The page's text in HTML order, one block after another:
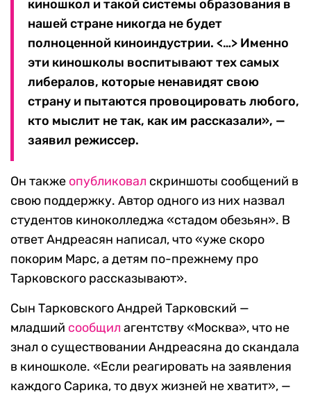
киношкол и такой системы образования в
нашей стране никогда не будет
полноценной киноиндустрии. <…> Именно
эти киношколы воспитывают тех самых
либералов, которые ненавидят свою
страну и пытаются провоцировать любого,
кто мыслит не так, как им рассказали», —
заявил режиссер.
Он также опубликовал скриншоты сообщений в
свою поддержку. Автор одного из них назвал
студентов киноколледжа «стадом обезьян». В
ответ Андреасян написал, что «уже скоро
покорим Марс, а детям по-прежнему про
Тарковского рассказывают».
Сын Тарковского Андрей Тарковский —
младший сообщил агентству «Москва», что не
знал о существовании Андреасяна до скандала
в киношколе. «Если реагировать на заявления
каждого Сарика, то двух жизней не хватит», —